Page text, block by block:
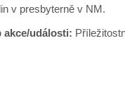
v presbyterně v NM.
akce/události: